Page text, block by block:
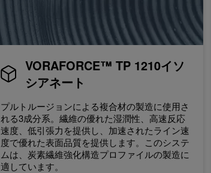
VORAFORCE™ TP 1210イソ
シアネート
プルトルージョンによる複合材の製造に使用さ
れる3成分系。繊維の優れた湿潤性、高速反応
速度、低引張力を提供し、加速されたライン速
度で優れた表面品質を提供します。このシステ
ムは、炭素繊維強化構造プロファイルの製造に
適しています。